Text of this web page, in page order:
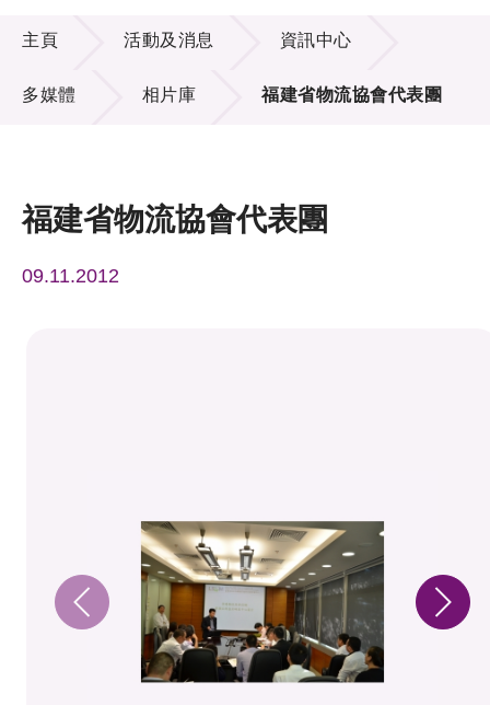
技術商品化
項目及資助計劃
活動及消息
活動及消息
主頁 活動及消息 資訊中心
多媒體 相片庫 福建省物流協會代表團
福建省物流協會代表團
09.11.2012